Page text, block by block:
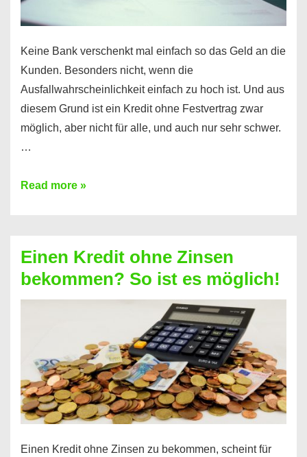
Keine Bank verschenkt mal einfach so das Geld an die
Kunden. Besonders nicht, wenn die
Ausfallwahrscheinlichkeit einfach zu hoch ist. Und aus
diesem Grund ist ein Kredit ohne Festvertrag zwar
möglich, aber nicht für alle, und auch nur sehr schwer.
…
Ist
Festvertrag
für
jeden
erfahren
Sie
es
Read more »
Einen Kredit ohne Zinsen
bekommen? So ist es möglich!
Einen Kredit ohne Zinsen zu bekommen, scheint für